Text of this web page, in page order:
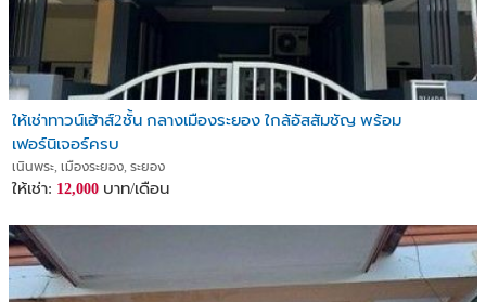
ให้เช่าทาวน์เฮ้าส์2ชั้น กลางเมืองระยอง ใกล้อัสสัมชัญ พร้อม
เฟอร์นิเจอร์ครบ
เนินพระ, เมืองระยอง, ระยอง
ให้เช่า: 12,000 บาท/เดือน